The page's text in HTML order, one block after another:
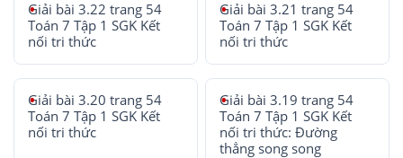
Giải bài 3.22 trang 54
Toán 7 Tập 1 SGK Kết
nối tri thức
Giải bài 3.21 trang 54
Toán 7 Tập 1 SGK Kết
nối tri thức
Giải bài 3.20 trang 54
Toán 7 Tập 1 SGK Kết
nối tri thức
Giải bài 3.19 trang 54
Toán 7 Tập 1 SGK Kết
nối tri thức: Đường
thẳng song song